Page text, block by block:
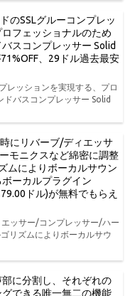
のSSLグルーコンプレッ
フェッショナルのため
スコンプレッサー Solid
、29ドル過去最安
レッションを実現する、プロ
バスコンプレッサー Solid
にリバーブ/ディエッサ
モニクスなど綿密に調整
ムによりボーカルサウン
ーカルプラグイン
ドル)が無料でもらえ
ッサー/コンプレッサー/ハー
リズムによりボーカルサウ
に分割し、それぞれの
できる唯一無二の機能